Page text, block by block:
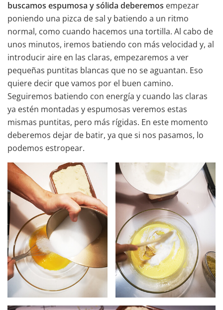
buscamos espumosa y sólida deberemos empezar
poniendo una pizca de sal y batiendo a un ritmo
normal, como cuando hacemos una tortilla. Al cabo de
unos minutos, iremos batiendo con más velocidad y, al
introducir aire en las claras, empezaremos a ver
pequeñas puntitas blancas que no se aguantan. Eso
quiere decir que vamos por el buen camino.
Seguiremos batiendo con energía y cuando las claras
ya estén montadas y espumosas veremos estas
mismas puntitas, pero más rígidas. En este momento
deberemos dejar de batir, ya que si nos pasamos, lo
podemos estropear.